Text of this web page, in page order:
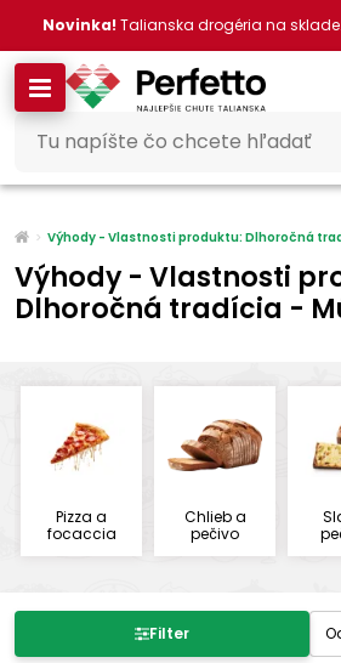
Novinka! Talianska drogéria na sklade.
Výhody - Vlastnosti produktu: Dlhoročná
Výhody - Vlastnosti
Dlhoročná tradícia -
Pizza a
focaccia
Chlieb a
pečivo
Filter produktov
Filter